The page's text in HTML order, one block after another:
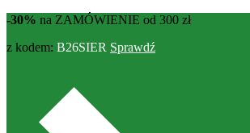
-30% na ZAMÓWIENIE od 300 zł
z kodem: B26SIER Sprawdź